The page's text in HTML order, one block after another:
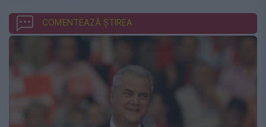
COMENTEAZĂ ȘTIREA